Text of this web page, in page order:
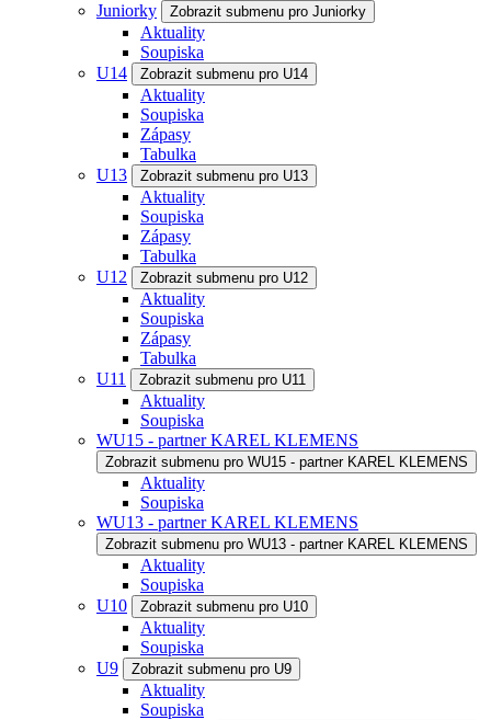
Juniorky
Zobrazit submenu pro Juniorky
Aktuality
Soupiska
U14
Zobrazit submenu pro U14
Aktuality
Soupiska
Zápasy
Tabulka
U13
Zobrazit submenu pro U13
Aktuality
Soupiska
Zápasy
Tabulka
U12
Zobrazit submenu pro U12
Aktuality
Soupiska
Zápasy
Tabulka
U11
Zobrazit submenu pro U11
Aktuality
Soupiska
WU15 - partner KAREL KLEMENS
Zobrazit submenu pro WU15 - partner KAREL KLEMENS
Aktuality
Soupiska
WU13 - partner KAREL KLEMENS
Zobrazit submenu pro WU13 - partner KAREL KLEMENS
Aktuality
Soupiska
U10
Zobrazit submenu pro U10
Aktuality
Soupiska
U9
Zobrazit submenu pro U9
Aktuality
Soupiska